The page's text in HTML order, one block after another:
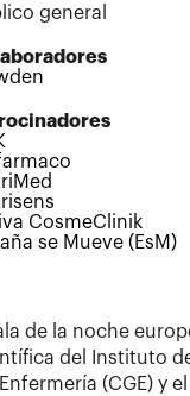
general
CosmeClinik
se Mueve (EsM)
de la noche
del Instituto
(CGE) y